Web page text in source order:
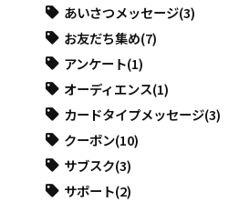
あいさつメッセージ(3)
お友だち集め(7)
アンケート(1)
オーディエンス(1)
カードタイプメッセージ(3)
クーポン(10)
サブスク(3)
サポート(2)